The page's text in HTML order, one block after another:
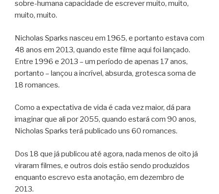
sobre-humana capacidade de escrever muito, muito,
muito, muito.
Nicholas Sparks nasceu em 1965, e portanto estava com
48 anos em 2013, quando este filme aqui foi lançado.
Entre 1996 e 2013 – um período de apenas 17 anos,
portanto – lançou a incrível, absurda, grotesca soma de
18 romances.
Como a expectativa de vida é cada vez maior, dá para
imaginar que ali por 2055, quando estará com 90 anos,
Nicholas Sparks terá publicado uns 60 romances.
Dos 18 que já publicou até agora, nada menos de oito já
viraram filmes, e outros dois estão sendo produzidos
enquanto escrevo esta anotação, em dezembro de
2013.